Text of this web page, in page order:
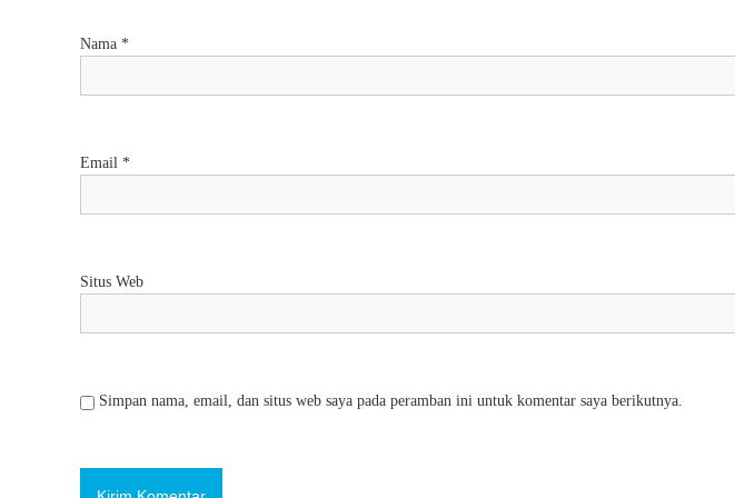
Nama *
Email *
Situs Web
Simpan nama, email, dan situs web saya pada peramban ini untuk komentar saya berikutnya.